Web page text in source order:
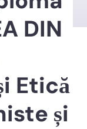
DIN
Etică
și